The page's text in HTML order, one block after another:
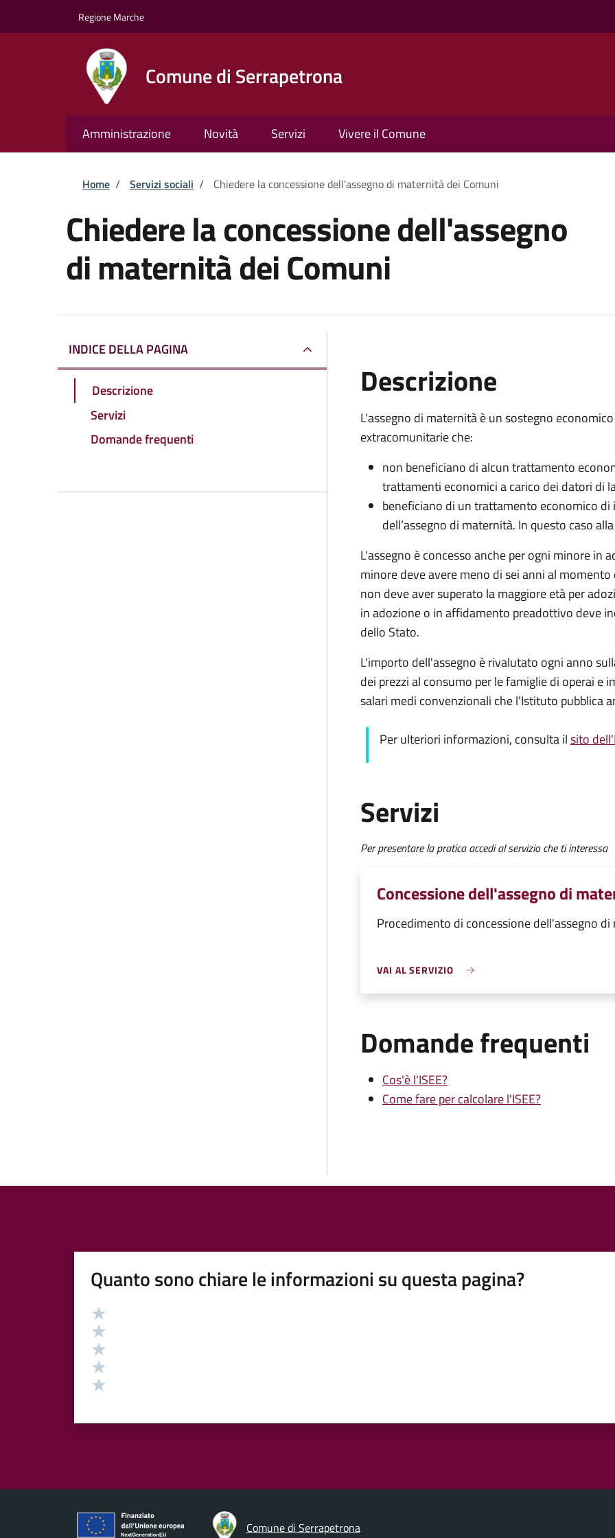
Regione Marche
Comune di Serrapetrona
Amministrazione Novità Servizi Vivere il Comune
Briciole di pane
Home / Servizi sociali / Chiedere la concessione dell'assegno di maternità dei Comuni
Chiedere la concessione dell'assegno
di maternità dei Comuni
INDICE DELLA PAGINA
Descrizione
Servizi
Domande frequenti
Descrizione
L'assegno di maternità è un sostegno
extracomunitarie che:
non beneficiano di alcun trattamento
trattamenti economici a carico dei datori di
beneficiano di un trattamento economico
dell’assegno di maternità. In questo caso
L'assegno è concesso anche per ogni minore
minore deve avere meno di sei anni al
non deve aver superato la maggiore età per
in adozione o in affidamento preadottivo deve
dello Stato.
L'importo dell'assegno è rivalutato ogni anno
dei prezzi al consumo per le famiglie di operai e
salari medi convenzionali che l’Istituto pubblica
Per ulteriori informazioni, consulta ilsito
Servizi
Per presentare la pratica accedi al servizio che ti interessa
Concessione dell'assegno di
Procedimento di concessione dell'assegno
VAI AL SERVIZIO
Domande frequenti
Cos'è l'ISEE?
Come fare per calcolare l'ISEE?
Quanto sono chiare le informazioni su questa pagina?
Valutazione
Comune di Serrapetrona